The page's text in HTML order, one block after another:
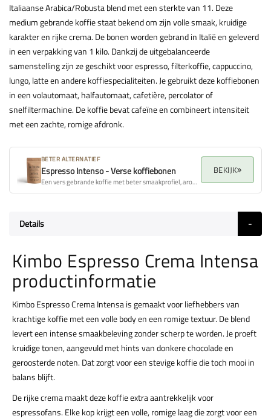
Italiaanse Arabica/Robusta blend met een sterkte van 11. Deze
medium gebrande koffie staat bekend om zijn volle smaak, kruidige
karakter en rijke crema. De bonen worden gebrand in Italië en geleverd
in een verpakking van 1 kilo. Dankzij de uitgebalanceerde
samenstelling zijn ze geschikt voor espresso, filterkoffie, cappuccino,
lungo, latte en andere koffiespecialiteiten. Je gebruikt deze koffiebonen
in een volautomaat, halfautomaat, cafetière, percolator of
snelfiltermachine. De koffie bevat cafeïne en combineert intensiteit
met een zachte, romige afdronk.
BETER ALTERNATIEF
Espresso Intenso - Verse koffiebonen
Een vers gebrande koffie met beter smaakprofiel, aroma en algehele kwaliteit.
BEKIJK
Details
Kimbo Espresso Crema Intensa
productinformatie
Kimbo Espresso Crema Intensa is gemaakt voor liefhebbers van
krachtige koffie met een volle body en een romige textuur. De blend
levert een intense smaakbeleving zonder scherp te worden. Je proeft
kruidige tonen, aangevuld met hints van donkere chocolade en
geroosterde noten. Dat zorgt voor een stevige koffie die toch mooi in
balans blijft.
De rijke crema maakt deze koffie extra aantrekkelijk voor
espressofans. Elke kop krijgt een volle, romige laag die zorgt voor een